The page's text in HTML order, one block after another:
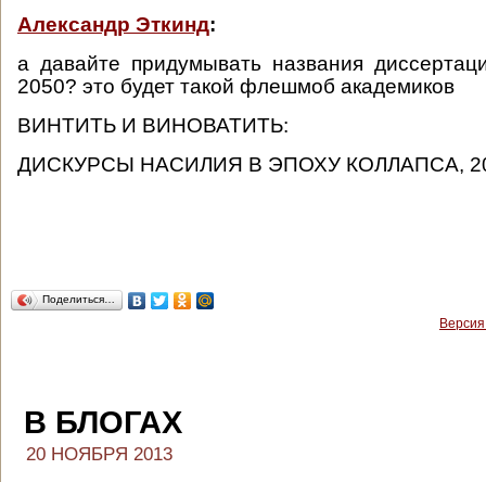
Александр Эткинд:
а давайте придумывать названия
2050? это будет такой флешмоб академиков
ВИНТИТЬ И ВИНОВАТИТЬ:
ДИСКУРСЫ НАСИЛИЯ В ЭПОХУ КОЛЛАПСА,
Поделиться…
В БЛОГАХ
20 НОЯБРЯ 2013